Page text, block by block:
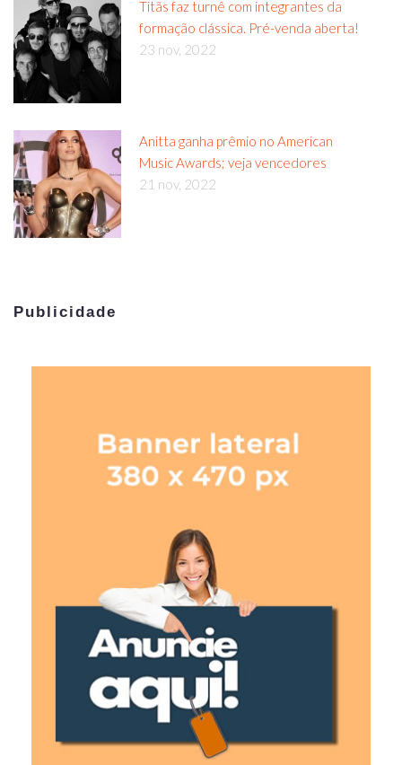
Titãs faz turnê com integrantes da
formação clássica. Pré-venda aberta!
23 nov, 2022
Anitta ganha prêmio no American
Music Awards; veja vencedores
21 nov, 2022
Publicidade